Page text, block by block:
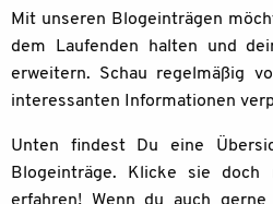
Mit unseren Blogeinträgen
dem Laufenden halten und
erweitern. Schau regelmäßig
interessanten Informationen
Unten findest Du eine
Blogeinträge. Klicke sie